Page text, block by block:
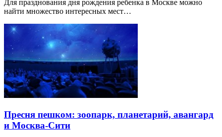
Для празднования дня рождения ребенка в Москве можно
найти множество интересных мест…
Пресня пешком: зоопарк, планетарий, авангард
и Москва-Сити